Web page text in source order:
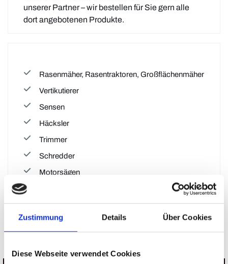
Zustimmung Details Über Cookies
Diese Webseite verwendet Cookies
unserer Partner – wir bestellen für Sie gern alle
dort angebotenen Produkte.
Rasenmäher, Rasentraktoren, Großflächenmäher
Vertikutierer
Sensen
Häcksler
Trimmer
Schredder
Motorsägen
sonstige Gartengeräte